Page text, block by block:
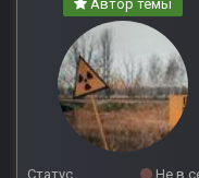
Автор темы
Статус
Не в